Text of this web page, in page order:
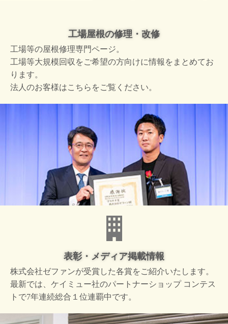
工場屋根の修理・改修
工場等の屋根修理専門ページ。
工場等大規模回収をご希望の方向けに情報をまとめてお
ります。
法人のお客様はこちらをご覧ください。
表彰・メディア掲載情報
株式会社ゼファンが受賞した各賞をご紹介いたします。
最新では、ケイミュー社のパートナーショップ コンテス
トで7年連続総合１位連覇中です。